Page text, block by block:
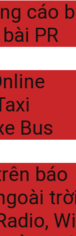
cáo
PR
Bus
báo